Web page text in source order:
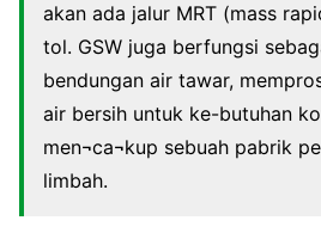
akan ada jalur MRT (mass
tol. GSW juga berfungsi
bendungan air tawar,
air bersih untuk ke-butuhan
men¬ca¬kup sebuah pabrik
limbah.